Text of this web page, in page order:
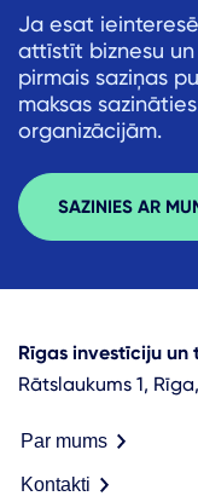
Ja esat
attīstīt biznesu un
pirmais saziņas
maksas
organizācijām.
SAZINIES AR
Rīgas investīciju
Rātslaukums 1,
Par mums
Kontakti